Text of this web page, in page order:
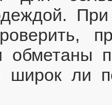
При
обметаны
широк ли